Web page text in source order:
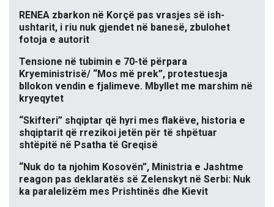
RENEA zbarkon në Korçë pas vrasjes së ish-
ushtarit, i riu nuk gjendet në banesë, zbulohet
fotoja e autorit
Tensione në tubimin e 70-të përpara
Kryeministrisë/ “Mos më prek”, protestuesja
bllokon vendin e fjalimeve. Mbyllet me marshim në
kryeqytet
“Skifteri” shqiptar që hyri mes flakëve, historia e
shqiptarit që rrezikoi jetën për të shpëtuar
shtëpitë në Psatha të Greqisë
“Nuk do ta njohim Kosovën”, Ministria e Jashtme
reagon pas deklaratës së Zelenskyt në Serbi: Nuk
ka paralelizëm mes Prishtinës dhe Kievit